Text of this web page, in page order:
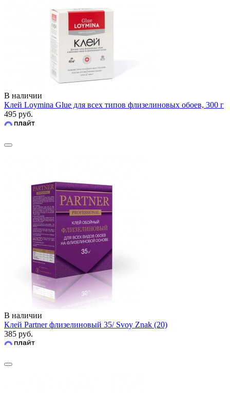
В наличии
Клей Loymina Glue для всех типов флизелиновых обоев, 300 г
495 руб.
В наличии
Клей Partner флизелиновый 35/ Svoy Znak (20)
385 руб.